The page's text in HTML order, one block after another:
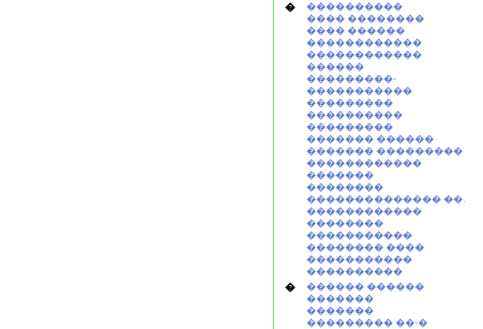
�
����������
���� ��������
���� ������
������������
������������
������
���������-
�����������
���������
����������
���������
������� ������
������� ���������
������������
�������
��������
�������������� ��.
������������
��������
�����������
�������� ����
�����������
����������
�
������ ������
�������
�������
��������� ��-�